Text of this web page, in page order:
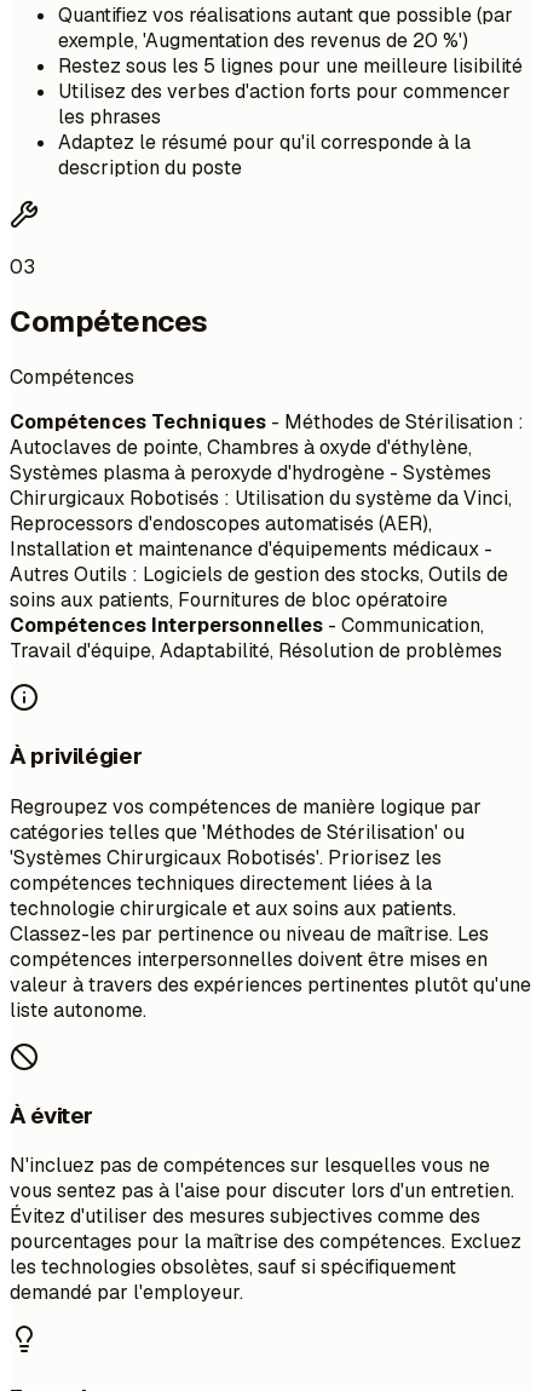
Quantifiez vos réalisations autant que possible (par
exemple, 'Augmentation des revenus de 20 %')
Restez sous les 5 lignes pour une meilleure lisibilité
Utilisez des verbes d'action forts pour commencer
les phrases
Adaptez le résumé pour qu'il corresponde à la
description du poste
03
Compétences
Compétences
Compétences Techniques - Méthodes de Stérilisation :
Autoclaves de pointe, Chambres à oxyde d'éthylène,
Systèmes plasma à peroxyde d'hydrogène - Systèmes
Chirurgicaux Robotisés : Utilisation du système da Vinci,
Reprocessors d'endoscopes automatisés (AER),
Installation et maintenance d'équipements médicaux -
Autres Outils : Logiciels de gestion des stocks, Outils de
soins aux patients, Fournitures de bloc opératoire
Compétences Interpersonnelles - Communication,
Travail d'équipe, Adaptabilité, Résolution de problèmes
À privilégier
Regroupez vos compétences de manière logique par
catégories telles que 'Méthodes de Stérilisation' ou
'Systèmes Chirurgicaux Robotisés'. Priorisez les
compétences techniques directement liées à la
technologie chirurgicale et aux soins aux patients.
Classez-les par pertinence ou niveau de maîtrise. Les
compétences interpersonnelles doivent être mises en
valeur à travers des expériences pertinentes plutôt qu'une
liste autonome.
À éviter
N'incluez pas de compétences sur lesquelles vous ne
vous sentez pas à l'aise pour discuter lors d'un entretien.
Évitez d'utiliser des mesures subjectives comme des
pourcentages pour la maîtrise des compétences. Excluez
les technologies obsolètes, sauf si spécifiquement
demandé par l'employeur.